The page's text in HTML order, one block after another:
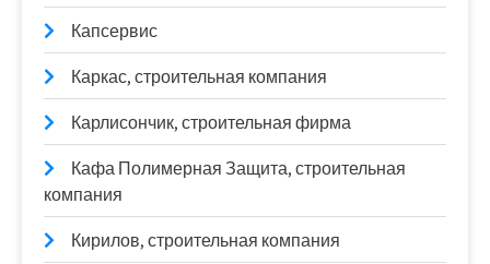
Капсервис
Каркас, строительная компания
Карлисончик, строительная фирма
Кафа Полимерная Защита, строительная
компания
Кирилов, строительная компания